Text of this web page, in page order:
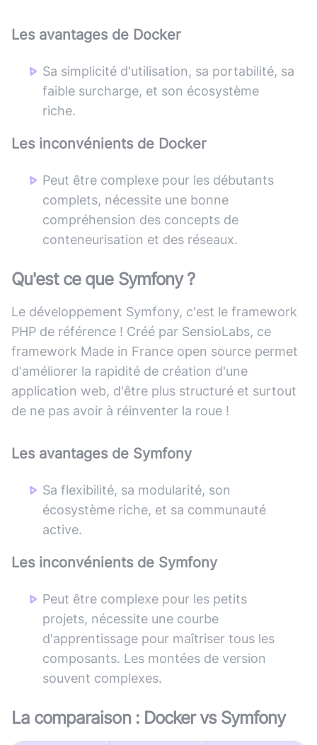
Les avantages de Docker
Sa simplicité d'utilisation, sa portabilité, sa
faible surcharge, et son écosystème
riche.
Les inconvénients de Docker
Peut être complexe pour les débutants
complets, nécessite une bonne
compréhension des concepts de
conteneurisation et des réseaux.
Qu'est ce que Symfony?
Le développement Symfony, c'est le framework
PHP de référence ! Créé par SensioLabs, ce
framework Made in France open source permet
d'améliorer la rapidité de création d'une
application web, d'être plus structuré et surtout
de ne pas avoir à réinventer la roue !
Les avantages de Symfony
Sa flexibilité, sa modularité, son
écosystème riche, et sa communauté
active.
Les inconvénients de Symfony
Peut être complexe pour les petits
projets, nécessite une courbe
d'apprentissage pour maîtriser tous les
composants. Les montées de version
souvent complexes.
La comparaison : Dockervs Symfony